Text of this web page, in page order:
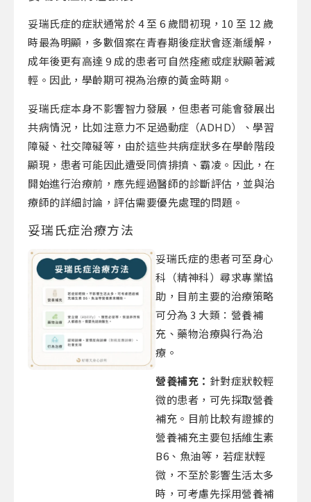
妥瑞氏症的症狀通常於 4 至 6 歲間初現，10 至 12 歲
時最為明顯，多數個案在青春期後症狀會逐漸緩解，
成年後更有高達 9 成的患者可自然痊癒或症狀顯著減
輕。因此，學齡期可視為治療的黃金時期。
妥瑞氏症本身不影響智力發展，但患者可能會發展出
共病情況，比如注意力不足過動症（ADHD）、學習
障礙、社交障礙等，由於這些共病症狀多在學齡階段
顯現，患者可能因此遭受同儕排擠、霸凌。因此，在
開始進行治療前，應先經過醫師的診斷評估，並與治
療師的詳細討論，評估需要優先處理的問題。
妥瑞氏症治療方法
妥瑞氏症的患者可至身心
科（精神科）尋求專業協
助，目前主要的治療策略
可分為 3 大類：營養補
充、藥物治療與行為治
療。
營養補充： 針對症狀較輕
微的患者，可先採取營養
補充。目前比較有證據的
營養補充主要包括維生素
B6、魚油等，若症狀輕
微，不至於影響生活太多
時，可考慮先採用營養補